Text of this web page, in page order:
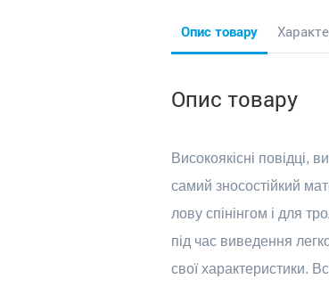
Опис товару
Опис товару
Високоякісні повідці,
самий зносостійкий
лову спінінгом і для
під час виведення
свої характеристики.